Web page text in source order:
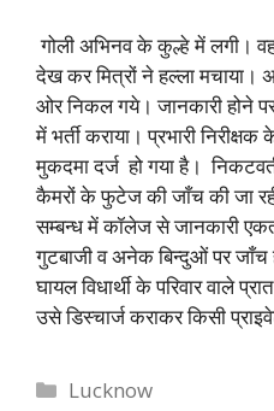
गोली अभिनव के कुल्हे में लगी।
देख कर मित्रों ने हल्ला मचाया।
ओर निकल गये। जानकारी होने
में भर्ती कराया। प्रभारी
मुकदमा दर्ज हो गया है।
कैमरों के फुटेज की जाँच की जा
सम्बन्ध में कॉलेज से जानकारी
गुटबाजी व अनेक बिन्दुओं पर जाँच
घायल विधार्थी के परिवार वाले
उसे डिस्चार्ज कराकर किसी
Categories
Lucknow